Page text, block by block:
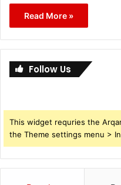
Read More »
Follow Us
This widget requries the
the Theme settings menu >